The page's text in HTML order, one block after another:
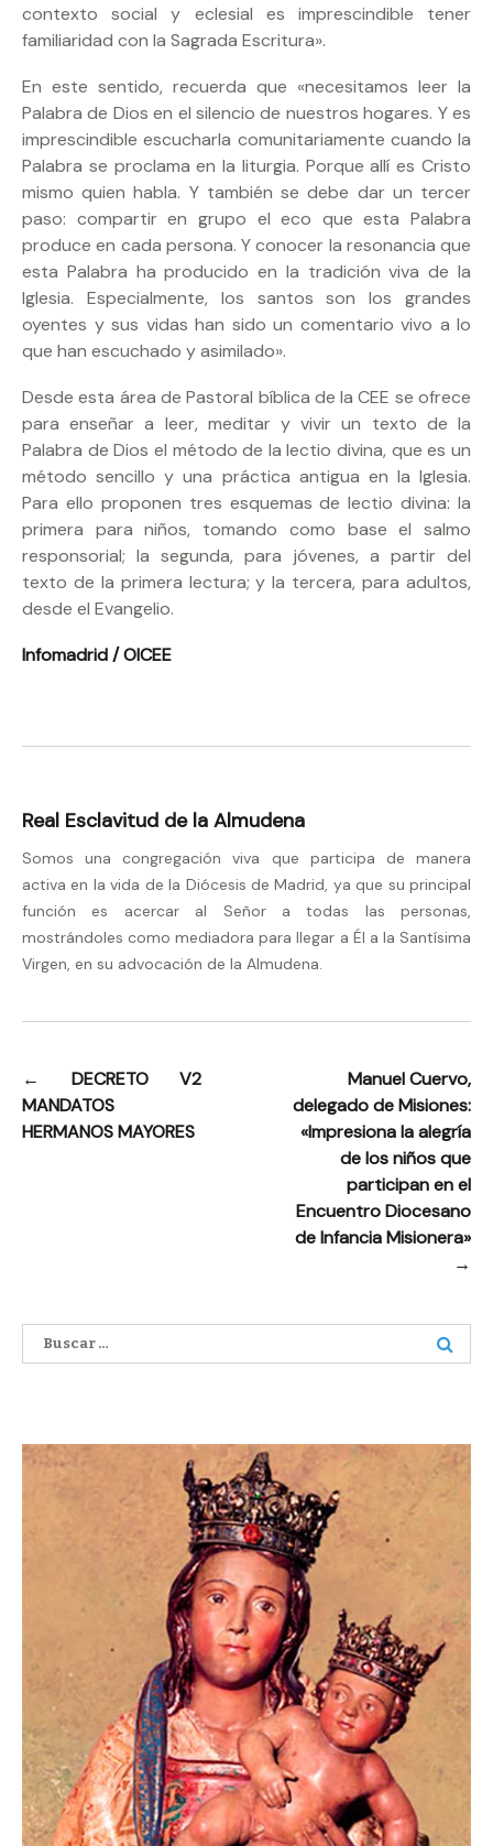
contexto social y eclesial es imprescindible tener
familiaridad con la Sagrada Escritura».
En este sentido, recuerda que «necesitamos leer la
Palabra de Dios en el silencio de nuestros hogares. Y es
imprescindible escucharla comunitariamente cuando la
Palabra se proclama en la liturgia. Porque allí es Cristo
mismo quien habla. Y también se debe dar un tercer
paso: compartir en grupo el eco que esta Palabra
produce en cada persona. Y conocer la resonancia que
esta Palabra ha producido en la tradición viva de la
Iglesia. Especialmente, los santos son los grandes
oyentes y sus vidas han sido un comentario vivo a lo
que han escuchado y asimilado».
Desde esta área de Pastoral bíblica de la CEE se ofrece
para enseñar a leer, meditar y vivir un texto de la
Palabra de Dios el método de la lectio divina, que es un
método sencillo y una práctica antigua en la Iglesia.
Para ello proponen tres esquemas de lectio divina: la
primera para niños, tomando como base el salmo
responsorial; la segunda, para jóvenes, a partir del
texto de la primera lectura; y la tercera, para adultos,
desde el Evangelio.
Infomadrid / OICEE
Real Esclavitud de la Almudena
Somos una congregación viva que participa de manera
activa en la vida de la Diócesis de Madrid, ya que su principal
función es acercar al Señor a todas las personas,
mostrándoles como mediadora para llegar a Él a la Santísima
Virgen, en su advocación de la Almudena.
Navegación
de
←
DECRETO V2
MANDATOS
HERMANOS MAYORES
Manuel Cuervo,
delegado de Misiones:
«Impresiona la alegría
de los niños que
participan en el
Encuentro Diocesano
de Infancia Misionera»
→
Buscar: